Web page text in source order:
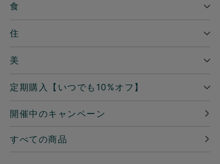
食
住
美
定期購入【いつでも10%オフ】
開催中のキャンペーン
すべての商品